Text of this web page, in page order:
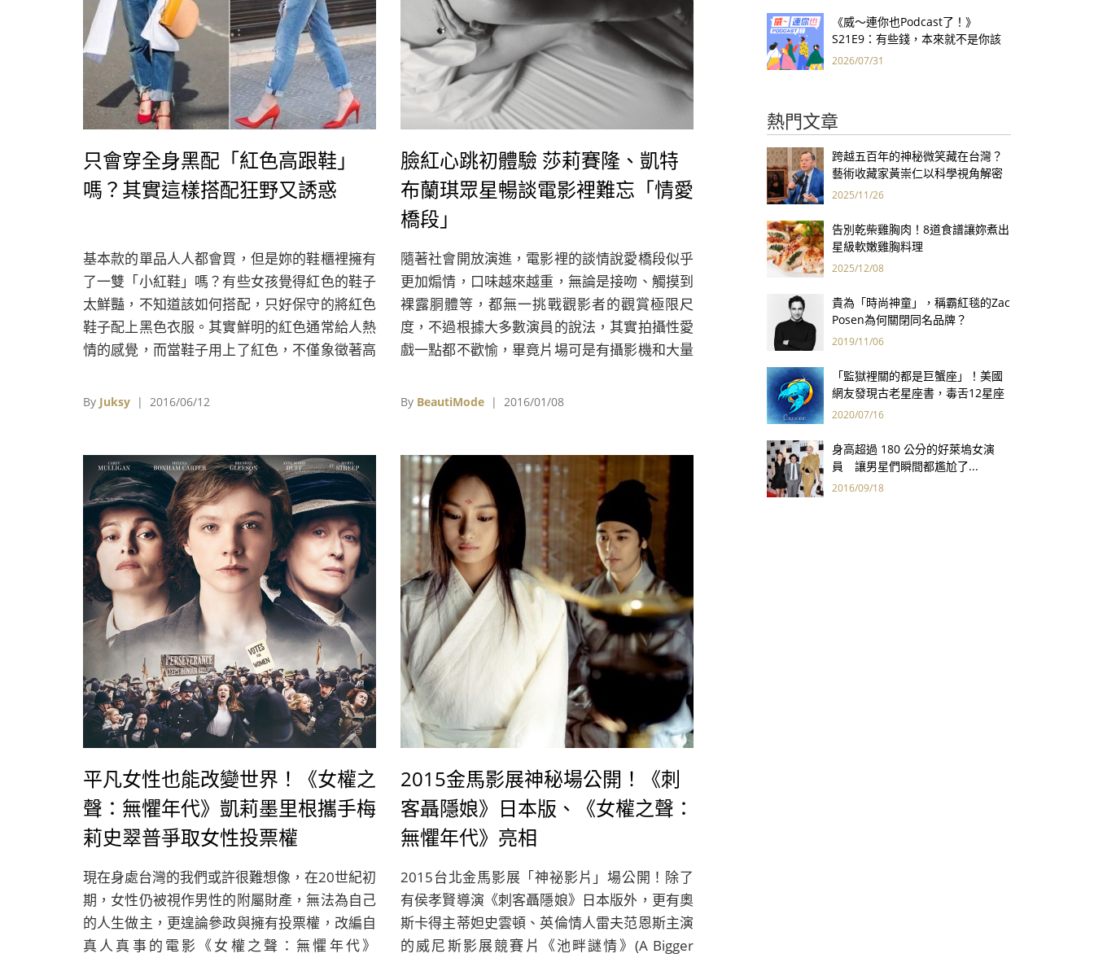
只會穿全身黑配「紅色高跟鞋」
嗎？其實這樣搭配狂野又誘惑
基本款的單品人人都會買，但是妳的鞋櫃裡擁有
了一雙「小紅鞋」嗎？有些女孩覺得紅色的鞋子
太鮮豔，不知道該如何搭配，只好保守的將紅色
鞋子配上黑色衣服。其實鮮明的紅色通常給人熱
情的感覺，而當鞋子用上了紅色，不僅象徵著高
鞋、中跟鞋或是高跟鞋，在穿搭上都是小小的挑
成不變的穿搭中，要與他人有更大的不同，紅色
鞋子絕對是不錯的選擇。
By Juksy | 2016/06/12
臉紅心跳初體驗 莎莉賽隆、凱特
布蘭琪眾星暢談電影裡難忘「情愛
橋段」
隨著社會開放演進，電影裡的談情說愛橋段似乎
更加煽情，口味越來越重，無論是接吻、觸摸到
裸露胴體等，都無一挑戰觀影者的觀賞極限尺
度，不過根據大多數演員的說法，其實拍攝性愛
戲一點都不歡愉，畢竟片場可是有攝影機和大量
人，但實際上可能是NG了好幾次，花了半天才
員們，請他們暫時卸下自己的演員身分，以觀眾
姿態回想並暢談「WHAT IS YOUR FAVORITE
SEX SCENE?」問題。
By BeautiMode | 2016/01/08
平凡女性也能改變世界！《女權之
聲：無懼年代》凱莉墨里根攜手梅
莉史翠普爭取女性投票權
現在身處台灣的我們或許很難想像，在20世紀初
期，女性仍被視作男性的附屬財產，無法為自己
的人生做主，更遑論參政與擁有投票權，改編自
真人真事的電影《女權之聲：無懼年代》
2015金馬影展神秘場公開！《刺
客聶隱娘》日本版、《女權之聲：
無懼年代》亮相
2015台北金馬影展「神祕影片」場公開！除了
有侯孝賢導演《刺客聶隱娘》日本版外，更有奧
斯卡得主蒂妲史雲頓、英倫情人雷夫范恩斯主演
的威尼斯影展競賽片《池畔謎情》(A Bigger
《威～連你也Podcast了！》
S21E9：有些錢，本來就不是你該
賺的——讀《一個投機者的告白》
2026/07/31
熱門文章
跨越五百年的神秘微笑藏在台灣？
藝術收藏家黃崇仁以科學視角解密
「最年輕的蒙娜麗莎」
2025/11/26
告別乾柴雞胸肉！8道食譜讓妳煮出
星級軟嫩雞胸料理
2025/12/08
貴為「時尚神童」，稱霸紅毯的Zac
Posen為何關閉同名品牌？
2019/11/06
「監獄裡關的都是巨蟹座」！美國
網友發現古老星座書，毒舌12星座
性格精準到爆笑！
2020/07/16
身高超過 180 公分的好萊塢女演
員 讓男星們瞬間都尷尬了...
2016/09/18